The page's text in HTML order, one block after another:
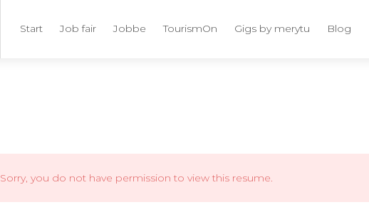
Start Job fair Jobbe TourismOn Gigs by merytu Blog
Sorry, you do not have permission to view this resume.